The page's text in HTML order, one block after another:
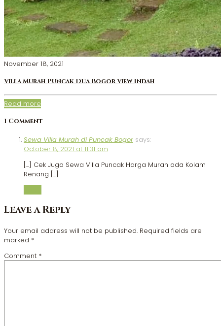
November 18, 2021
Villa Murah Puncak Dua Bogor View Indah
Read more
1 Comment
Sewa Villa Murah di Puncak Bogor says:
October 8, 2021 at 11:31 am
[…] Cek Juga Sewa Villa Puncak Harga Murah ada Kolam
Renang […]
Leave a Reply
Your email address will not be published. Required fields are
marked *
Comment *